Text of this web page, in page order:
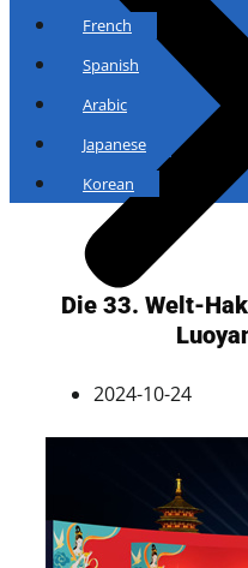
French
Spanish
Arabic
Japanese
Korean
Die 33. Welt-
2024-10-24